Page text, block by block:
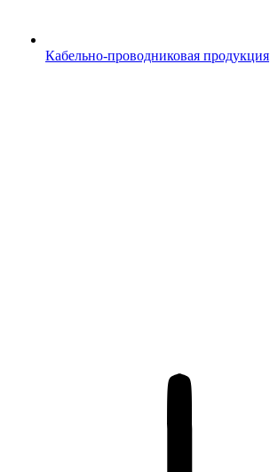
Кабельно-проводниковая продукция